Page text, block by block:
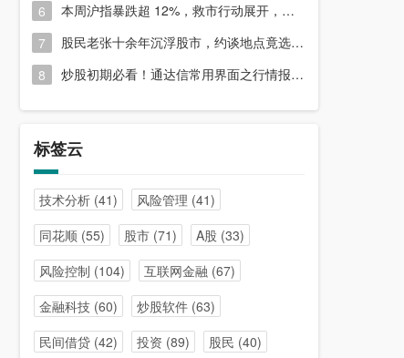
6
本周沪指暴跌超 12%，救市行动展开，周五市场有何措施？
7
股民老张十余年沉浮股市，约谈地点竟选在开户超市门口？
8
炒股初期必看！通达信常用界面之行情报价与分时图介绍
标签云
技术分析 (41) 风险管理 (41)
同花顺 (55) 股市 (71) A股 (33)
风险控制 (104) 互联网金融 (67)
金融科技 (60) 炒股软件 (63)
民间借贷 (42) 投资 (89) 股民 (40)